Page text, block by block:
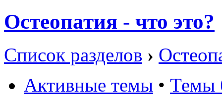
Остеопатия - что это?
Список разделов ›
Активные темы • Темы